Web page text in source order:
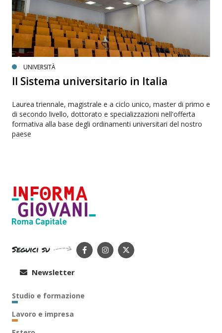
UNIVERSITÀ
Il Sistema universitario in Italia
Laurea triennale, magistrale e a ciclo unico, master di primo e
di secondo livello, dottorato e specializzazioni nell'offerta
formativa alla base degli ordinamenti universitari del nostro
paese
Seguici su
Newsletter
Studio e formazione
Lavoro e impresa